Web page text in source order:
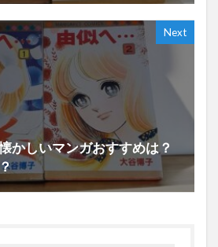
Next
かしいマンガおすすめは？